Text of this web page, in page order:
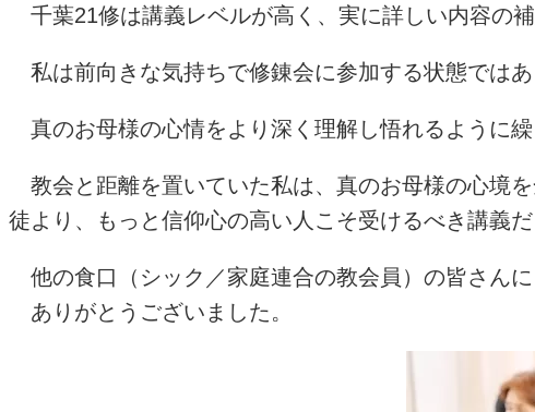
千葉21修は講義レベルが高く、実に詳しい内容の
私は前向きな気持ちで修錬会に参加する状態では
真のお母様の心情をより深く理解し悟れるように
教会と距離を置いていた私は、真のお母様の心境
徒より、もっと信仰心の高い人こそ受けるべき講義だ
他の食口（シック／家庭連合の教会員）の皆さんに
ありがとうございました。